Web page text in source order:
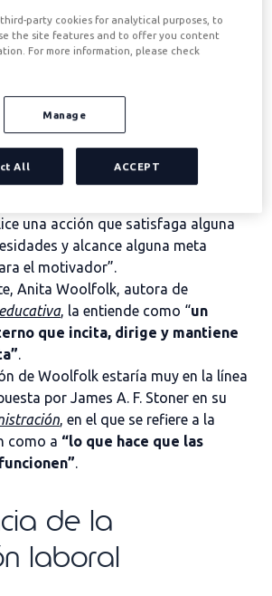
de motivación laboral, según los
que se consulten, se pueden
ponen el foco en cada caso.
conocidas son las siguientes:
William P. Sexton, en
, se refiere a la motivación como
una acción que satisfaga alguna
y alcance alguna meta
el motivador”.
Anita Woolfolk, autora de
, la entiende como “un
que incita, dirige y mantiene
.
de Woolfolk estaría muy en la línea
por James A. F. Stoner en su
, en el que se refiere a la
como a “lo que hace que las
.
de la
laboral
party cookies for analytical purposes, to
the site features and to offer you content
For more information, please check
Manage
All ACCEPT